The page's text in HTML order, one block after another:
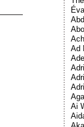
Ad
Ai